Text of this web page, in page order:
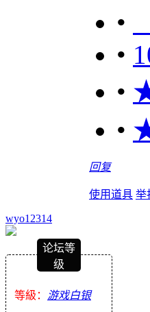
•
•
•
•
回复
使用道具 举
wyo12314
论坛等
级
等級： 游戏白银